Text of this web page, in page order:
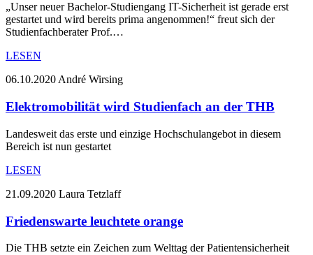
„Unser neuer Bachelor-Studiengang IT-Sicherheit ist gerade erst
gestartet und wird bereits prima angenommen!“ freut sich der
Studienfachberater Prof.…
LESEN
06.10.2020 André Wirsing
Elektromobilität wird Studienfach an der THB
Landesweit das erste und einzige Hochschulangebot in diesem
Bereich ist nun gestartet
LESEN
21.09.2020 Laura Tetzlaff
Friedenswarte leuchtete orange
Die THB setzte ein Zeichen zum Welttag der Patientensicherheit